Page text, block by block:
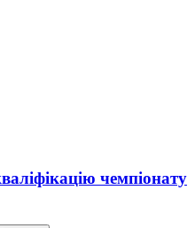
чемпіонату